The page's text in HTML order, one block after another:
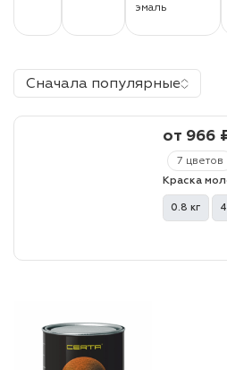
металлу
и эмали
эмаль
Сначала популярные
7 цветов
от 966
Краска
0.8 кг